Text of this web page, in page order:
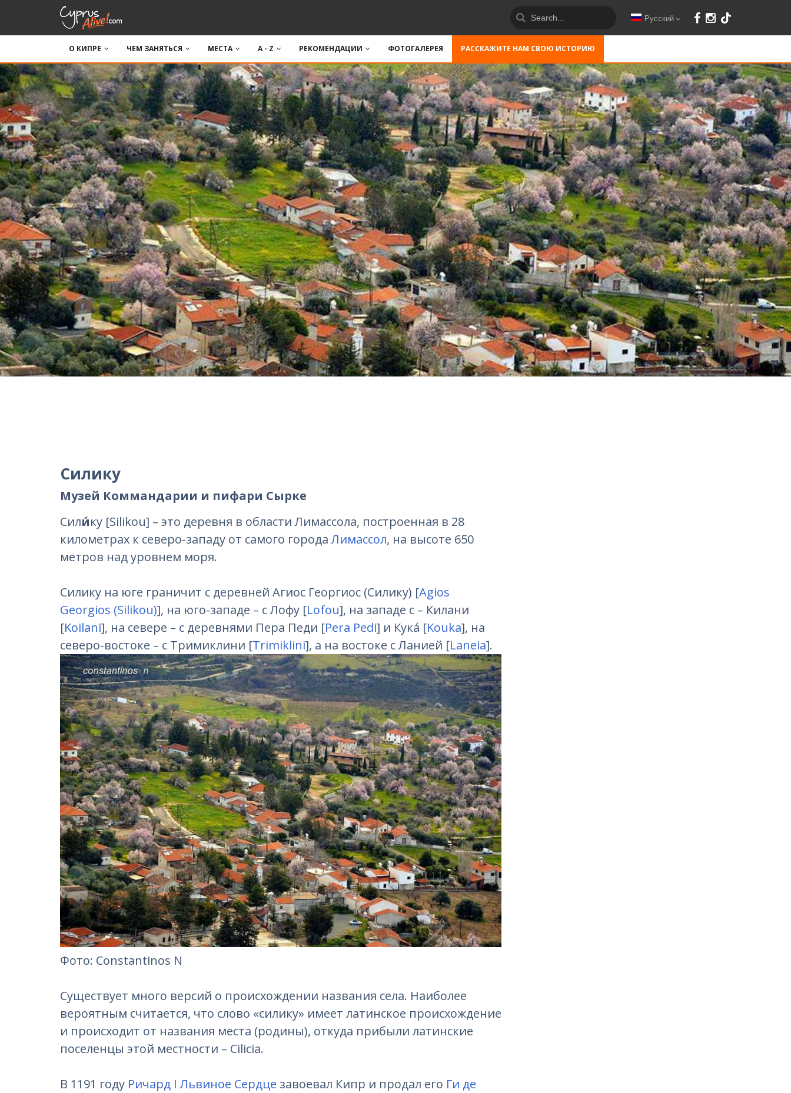
Русский
О КИПРЕ ЧЕМ ЗАНЯТЬСЯ МЕСТА A - Z РЕКОМЕНДАЦИИ ФОТОГАЛЕРЕЯ РАССКАЖИТЕ НАМ СВОЮ ИСТОРИЮ
Силику
Музей Коммандарии и пифари Сырке
Сили́ку [Silikou] – это деревня в области Лимассола, построенная в 28
километрах к северо-западу от самого городаЛимассол, на высоте 650
метров над уровнем моря.
Силику на юге граничит с деревней Агиос Георгиос (Силику) [Agios
Georgios (Silikou)], на юго-западе – с Лофу [Lofou], на западе с – Килани
[Koilani], на севере – с деревнями Пера Педи [Pera Pedi] и Кука́ [Kouka], на
северо-востоке – с Тримиклини [Trimiklini], а на востоке с Ланией [Laneia].
Фотo: Constantinos N
Существует много версий о происхождении названия села. Наиболее
вероятным считается, что слово «силику» имеет латинское происхождение
и происходит от названия места (родины), откуда прибыли латинские
поселенцы этой местности – Cilicia.
В 1191 году Ричард I Львиное Сердце завоевал Кипр и продал его Ги де